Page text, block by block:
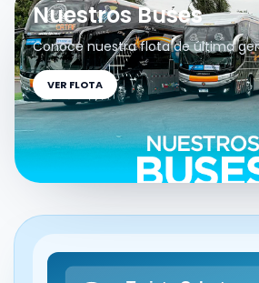
Nuestros Buses
Conoce nuestra flota de última
VER FLOTA